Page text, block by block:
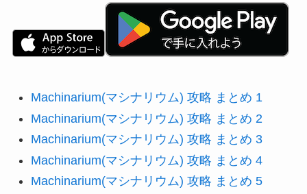
Machinarium(マシナリウム) 攻略 まとめ 1
Machinarium(マシナリウム) 攻略 まとめ 2
Machinarium(マシナリウム) 攻略 まとめ 3
Machinarium(マシナリウム) 攻略 まとめ 4
Machinarium(マシナリウム) 攻略 まとめ 5